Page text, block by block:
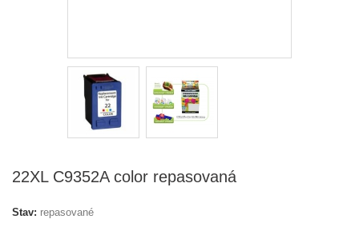
22XL C9352A color repasovaná
Stav: repasované